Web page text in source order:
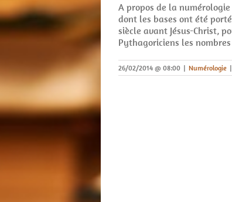
A propos de la
dont les bases ont été
siècle avant Jésus-Christ,
Pythagoriciens les
26/02/2014 @ 08:00 | Numérologie |